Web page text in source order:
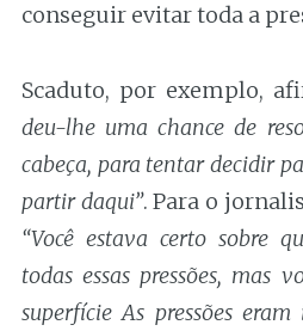
conseguir evitar toda a
Scaduto, por exemplo,
deu-lhe uma chance de
cabeça, para tentar decidir
partir daqui”. Para o
“Você estava certo sobre
todas essas pressões, mas
superfície As pressões